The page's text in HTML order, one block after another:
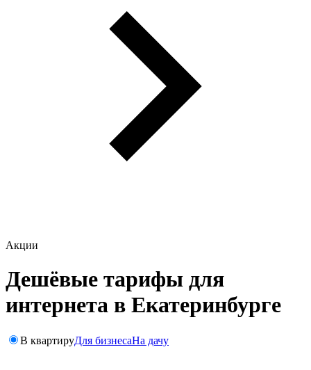
Акции
Дешёвые тарифы для
интернета в Екатеринбурге
В квартируДля бизнесаНа дачу